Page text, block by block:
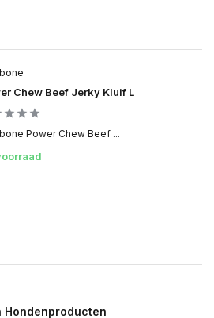
Chew Beef Jerky Kluif L
Power Chew Beef ...
Hondenproducten